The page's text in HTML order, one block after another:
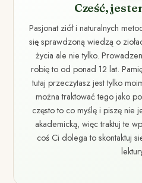
Cześć,
Pasjonat ziół i naturalnych
się sprawdzoną wiedzą o
życia ale nie tylko.
robię to od ponad 12 lat.
tutaj przeczytasz jest tylko
można traktować tego jako
często to co myślę i piszę nie
akademicką, więc traktuj te
coś Ci dolega to skontaktuj